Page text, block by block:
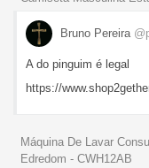
Bruno Pereira
A do pinguim é legal
https://
Máquina De Lavar
Edredom - CWH12AB